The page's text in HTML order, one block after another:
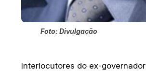
Foto: Divulgação
Interlocutores do ex-